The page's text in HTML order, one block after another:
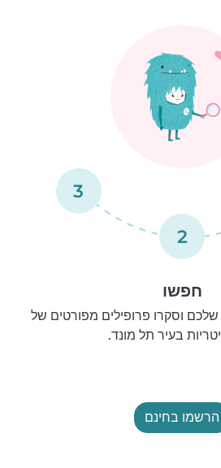
2
3
חפשו
וסקרו פרופילים מפורטים של
בעיר תל מונד.
הרשמו בחינם